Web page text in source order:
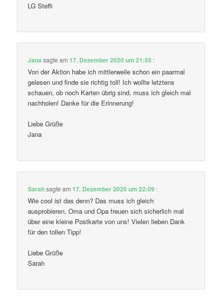
LG Steffi
Jana sagte am17. Dezember 2020 um 21:55 :
Von der Aktion habe ich mittlerweile schon ein paarmal
gelesen und finde sie richtig toll! Ich wollte letztens
schauen, ob noch Karten übrig sind, muss ich gleich mal
nachholen! Danke für die Erinnerung!
Liebe Grüße
Jana
Sarahsagte am17. Dezember 2020 um 22:09 :
Wie cool ist das denn? Das muss ich gleich
ausprobieren, Oma und Opa freuen sich sicherlich mal
über eine kleine Postkarte von uns! Vielen lieben Dank
für den tollen Tipp!
Liebe Grüße
Sarah